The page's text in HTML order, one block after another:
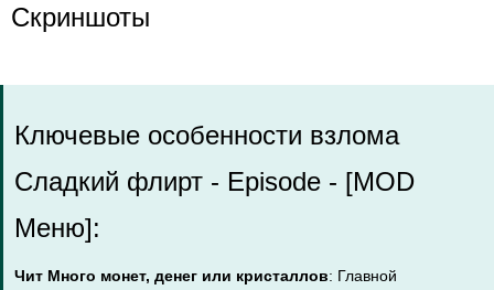
Скриншоты
Ключевые особенности взлома
Сладкий флирт - Episode - [MOD
Меню]:
Чит Много монет, денег или кристаллов: Главной